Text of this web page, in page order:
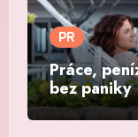
PR
Práce,
bez paniky